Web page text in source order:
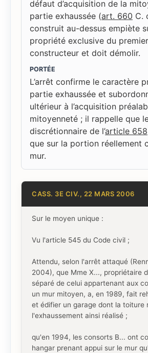
défaut d’acquisition de la
partie exhaussée (art. 660 C.
construit au-dessus empiète
propriété exclusive du premier
constructeur et doit démolir.
PORTÉE
L’arrêt confirme le caractère
partie exhaussée et
ultérieur à l’acquisition
mitoyenneté ; il rappelle que
discrétionnaire de l’article 658
que sur la portion réellement
mur.
CASS. 3E CIV., 22 MARS 2006
Sur le moyen unique :
Vu l'article 545 du Code civil ;
Attendu, selon l'arrêt attaqué
2004), que Mme X..., propriétaire
séparé de celui appartenant aux
un mur mitoyen, a, en 1989, fait
et édifier un garage dont la toiture
l'exhaussement ainsi réalisé ;
qu'en 1994, les consorts B... ont
hangar prenant appui sur le mur